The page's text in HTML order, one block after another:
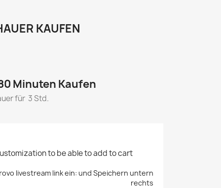
KAUFEN
Minuten Kaufen
für 3 Std.
to be able to add to cart
livestream link ein: und Speichern untern
rechts